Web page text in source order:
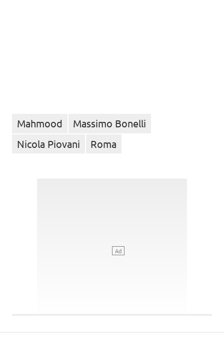
Mahmood
Massimo Bonelli
Nicola Piovani
Roma